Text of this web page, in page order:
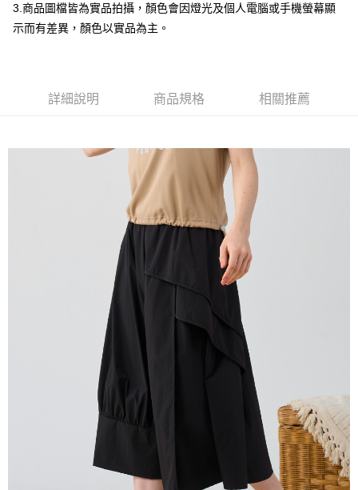
台灣樂天信用卡公司
大哥付你分期
2.付款方式選擇「大哥付你分期」，訂單成立後會自動跳轉到大哥付的交易
流程，驗證手機門號後，選擇欲分期的期數、繳款截止日，確認付款後即完
4.訂單成立30分鐘內，如未前往確認交易或遇審核未通過，訂單將自動取
消。如遇「轉專審核」未通過狀況，表示未達大哥付你分期系統評分，恕無
1.分期款項不併入電信帳單，「大哥付你分期」於每月結算日後寄送繳費提
2.透過簡訊連結打開帳單後，可選擇「超商條碼／台灣大直營門市／銀行轉
帳／街口支付／iPASS MONEY」等通路繳費。
1.本服務係由「台灣大哥大股份有限公司」（以下簡稱本公司）所提供，讓
用戶於交易時，得透過本服務購買商品或服務，並由商店將買賣／分期付款
買賣價金債權讓與本公司後，依約使用本公司帳單繳交帳款。
2.基於同意付款使用「大哥付你分期」之契約關係目的，商店將以您的個人
資料（包含姓名、電話或地址）提供予台灣大哥大進項蒐集、處理及利用，
由本公司與您本人進行分期帳單所需資料之確認、核對及更正。
3.完整用戶服務條款，請詳閱以下連結：
https://oppay.tw/userRule
相關說明
１．簡單：不需註冊會員、不需綁卡、不需儲值。
２．便利：只要手機號碼，簡訊認證，即可結帳。
３．安心：先確認商品／服務後，再付款。
【「AFTEE先享後付」結帳流程】
１．於結帳方式選擇「AFTEE先享後付」後，將跳轉至「AFTEE先享後付」
結帳頁面，進行簡訊認證並確認金額後，即可完成結帳。
２．訂單成立數日內，您將收到繳費通知簡訊。
３．收到繳費通知簡訊後14天內，點擊此簡訊中的連結，可透過四大超商／
ATM／網路銀行／等多元方式進行付款，方視為交易完成。
※ 請注意：結帳手續完成當下不需立刻繳費，但若您需要取消訂單，請聯絡
購買商品的店家。未經商家同意取消之訂單仍視為有效，需透過AFTEE先享
※ 交易是否成功請以「AFTEE先享後付 」之結帳頁面顯示為準，若有關於
是否繳費成功／繳費後需取消欲退款等相關疑問，請聯繫「AFTEE先享後付
https://netprotections.freshdesk.com/support/home
１．透過由恩沛科技股份有限公司提供之「AFTEE先享後付」服務完成之交
易，需依本服務之必要範圍內提供個人資料，並將交易相關給付款項請求債
權轉讓予恩沛科技股份有限公司。
２．關於個人資料處理事宜，請瀏覽以下網址：
https://aftee.tw/terms/#terms3
３．未成年的使用者請事先徵得法定代理人或監護人之同意方可使用
每筆NT$120，滿NT$2,000(含以上)免運費
每筆NT$120，滿NT$2,000(含以上)免運費
每筆NT$120，滿NT$2,000(含以上)免運費
3.商品圖檔皆為實品拍攝，顏色會因燈光及個人電腦或手機螢幕顯
示而有差異，顏色以實品為主。
詳細說明 商品規格 相關推薦